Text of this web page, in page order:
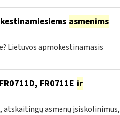
asmenims
Lietuvos apmokestinamasis
FR0711E ir
atskaitingų asmenų įsiskolinimus,